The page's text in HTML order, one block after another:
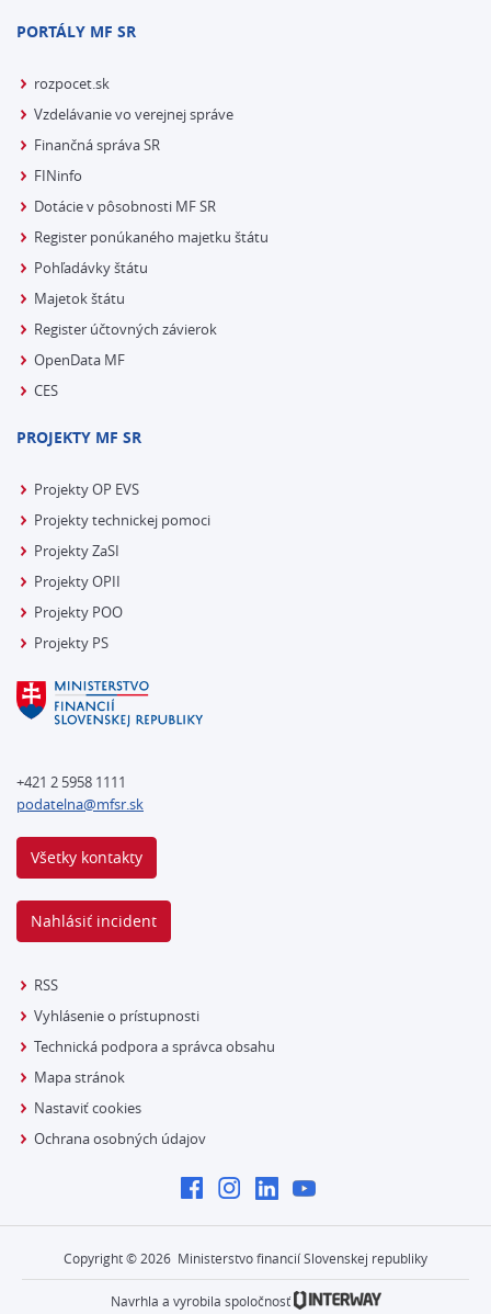
PORTÁLY MF SR
rozpocet.sk
Vzdelávanie vo verejnej správe
Finančná správa SR
FINinfo
Dotácie v pôsobnosti MF SR
Register ponúkaného majetku štátu
Pohľadávky štátu
Majetok štátu
Register účtovných závierok
OpenData MF
CES
PROJEKTY MF SR
Projekty OP EVS
Projekty technickej pomoci
Projekty ZaSI
Projekty OPII
Projekty POO
Projekty PS
+421 2 5958 1111
podatelna@mfsr.sk
Všetky kontakty
Nahlásiť incident
RSS
Vyhlásenie o prístupnosti
Technická podpora a správca obsahu
Mapa stránok
Nastaviť cookies
Ochrana osobných údajov
Copyright © 2026 Ministerstvo financií Slovenskej republiky
Navrhla a vyrobila spoločnosť